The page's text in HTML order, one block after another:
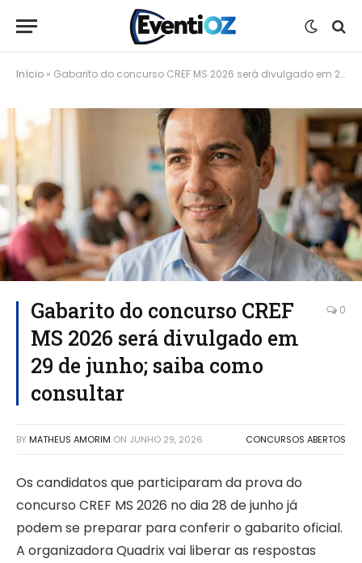
Início » Gabarito do concurso CREF MS 2026 será divulgado em 29 de junho; saiba como consultar
Gabarito do concurso CREF
MS 2026 será divulgado em
29 de junho; saiba como
consultar
0
BY MATHEUS AMORIM ON JUNHO 29, 2026 CONCURSOS ABERTOS
Os candidatos que participaram da prova do
concurso CREF MS 2026 no dia 28 de junho já
podem se preparar para conferir o gabarito oficial.
A organizadora Quadrix vai liberar as respostas